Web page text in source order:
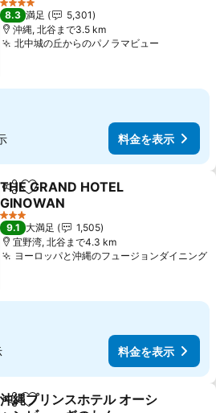
料金を表示
4 ホテルのランク
8.3 満足
5,301
沖縄, 北谷まで3.5 km
北中城の丘からのパノラマビュー
料金を表示
シェアお気に入りに追加
THE GRAND HOTEL
GINOWAN
料金を表示
3 ホテルのランク
9.1 大満足
1,505
宜野湾, 北谷まで4.3 km
ヨーロッパと沖縄のフュージョンダイニング
料金を表示
シェアお気に入りに追加
沖縄プリンスホテル オーシ